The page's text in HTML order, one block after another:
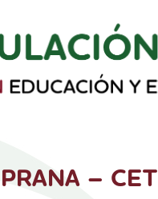
– CET